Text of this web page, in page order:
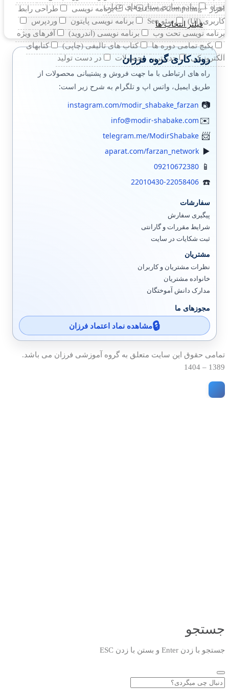
افزار +ACloud Computing برنامه نویسی
طراحی رابط
کاربری (UI)
سئو Seo برنامه نویسی پایتون
وردپرس
برنامه نویسی تحت وب
برنامه نویسی (اندروید)
آفرهای ویژه
پکیچ تمامی دوره ها
کتاب های تالیفی (چاپی)
کتابهای
الکترونیکی
جدیدترین محصولات در دست تولید
دوره
پیاده سازی سناریوهای عملی
فیلتر انتخاب ها
روند کاری گروه فرزان
راه های ارتباطی با ما جهت فروش و پشتیبانی محصولات از
طریق ایمیل، واتس اپ و تلگرام به شرح زیر است:
instagram.com/modir_shabake_farzan
info@modir-shabake.com
telegram.me/ModirShabake
aparat.com/farzan_network
09210672380
22010430-22058406
سفارشات
پیگیری سفارش
شرایط مقررات و گارانتی
ثبت شکایات در سایت
مشتریان
نظرات مشتریان و کاربران
خانواده مشتریان
مدارک دانش آموختگان
مجوزهای ما
مشاهده نماد اعتماد فرزان
تمامی حقوق این سایت متعلق به گروه آموزشی فرزان می باشد.
1389 – 1404
جستجو
جستجو با زدن Enter و بستن با زدن ESC